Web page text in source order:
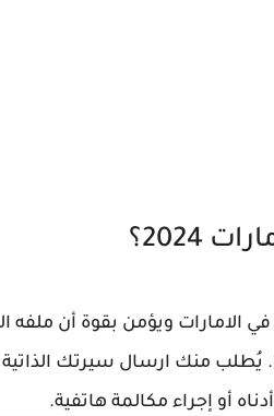
الامارات ويؤمن بقوة أن
يُطلب منك ارسال سيرتك
أو إجراء مكالمة هاتفية.